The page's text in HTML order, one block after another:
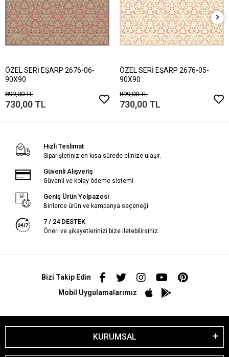
ÖZEL SERİ EŞARP 2676-06-
90X90
899,00 TL
730,00 TL
ÖZEL SERİ EŞARP 2676-05-
90X90
899,00 TL
730,00 TL
Hızlı Teslimat
Siparişleriniz en kısa sürede elinize ulaşır.
Güvenli Alışveriş
Güvenli ve kolay ödeme sistemi
Geniş Ürün Yelpazesi
Binlerce ürün ve kampanya seçeneği
7 / 24 DESTEK
Öneri ve şikayetlerinizi bize iletebilirsiniz.
Bizi Takip Edin
Mobil Uygulamalarımız
KURUMSAL